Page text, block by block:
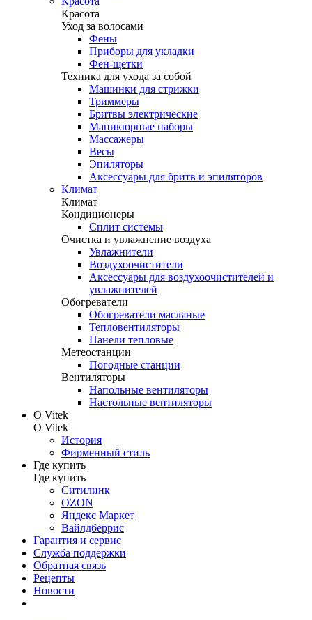
Красота
Уход за волосами
Фены
Приборы для укладки
Фен-щетки
Техника для ухода за собой
Машинки для стрижки
Триммеры
Бритвы электрические
Маникюрные наборы
Массажеры
Весы
Эпиляторы
Аксессуары для бритв и эпиляторов
Климат
Климат
Кондиционеры
Сплит системы
Очистка и увлажнение воздуха
Увлажнители
Воздухоочистители
Аксессуары для воздухоочистителей и
увлажнителей
Обогреватели
Обогреватели масляные
Тепловентиляторы
Панели тепловые
Метеостанции
Погодные станции
Вентиляторы
Напольные вентиляторы
Настольные вентиляторы
О Vitek
О Vitek
История
Фирменный стиль
Где купить
Где купить
Ситилинк
OZON
Яндекс Маркет
Вайлдберрис
Гарантия и сервис
Служба поддержки
Обратная связь
Рецепты
Новости